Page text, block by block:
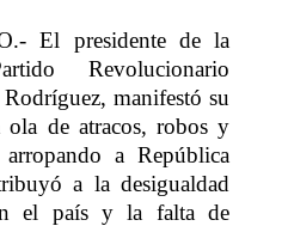
El presidente de la
Revolucionario
manifestó su
ola de atracos, robos y
arropando a República
a la desigualdad
el país y la falta de